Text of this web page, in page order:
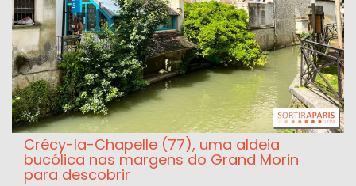
Crécy-la-Chapelle (77), uma aldeia
bucólica nas margens do Grand Morin
para descobrir